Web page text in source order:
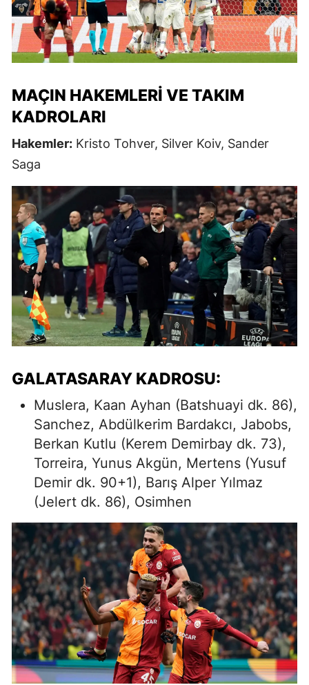
MAÇIN HAKEMLERI VE TAKIM
KADROLARI
Hakemler: Kristo Tohver, Silver Koiv, Sander
Saga
GALATASARAY KADROSU:
Muslera, Kaan Ayhan (Batshuayi dk. 86),
Sanchez, Abdülkerim Bardakcı, Jabobs,
Berkan Kutlu (Kerem Demirbay dk. 73),
Torreira, Yunus Akgün, Mertens (Yusuf
Demir dk. 90+1), Barış Alper Yılmaz
(Jelert dk. 86), Osimhen